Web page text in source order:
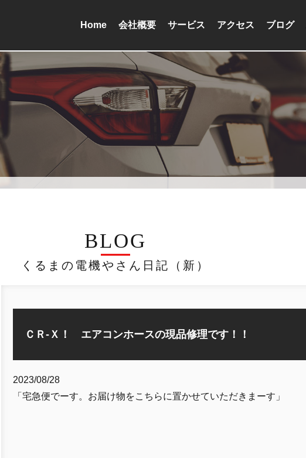
Home 会社概要 サービス アクセス ブログ
BLOG
くるまの電機やさん日記（新）
ＣＲ-Ｘ！ エアコンホースの現品修理です！！
2023/08/28
「宅急便でーす。お届け物をこちらに置かせていただきまーす」